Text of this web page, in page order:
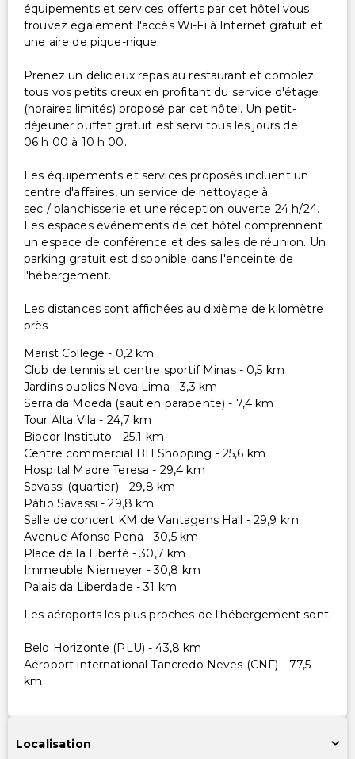
équipements et services offerts par cet hôtel vous
trouvez également l'accès Wi-Fi à Internet gratuit et
une aire de pique-nique.
Prenez un délicieux repas au restaurant et comblez
tous vos petits creux en profitant du service d'étage
(horaires limités) proposé par cet hôtel. Un petit-
déjeuner buffet gratuit est servi tous les jours de
06 h 00 à 10 h 00.
Les équipements et services proposés incluent un
centre d'affaires, un service de nettoyage à
sec / blanchisserie et une réception ouverte 24 h/24.
Les espaces événements de cet hôtel comprennent
un espace de conférence et des salles de réunion. Un
parking gratuit est disponible dans l'enceinte de
l'hébergement.
Les distances sont affichées au dixième de kilomètre
près
Marist College - 0,2 km
Club de tennis et centre sportif Minas - 0,5 km
Jardins publics Nova Lima - 3,3 km
Serra da Moeda (saut en parapente) - 7,4 km
Tour Alta Vila - 24,7 km
Biocor Instituto - 25,1 km
Centre commercial BH Shopping - 25,6 km
Hospital Madre Teresa - 29,4 km
Savassi (quartier) - 29,8 km
Pátio Savassi - 29,8 km
Salle de concert KM de Vantagens Hall - 29,9 km
Avenue Afonso Pena - 30,5 km
Place de la Liberté - 30,7 km
Immeuble Niemeyer - 30,8 km
Palais da Liberdade - 31 km
Les aéroports les plus proches de l'hébergement sont
:
Belo Horizonte (PLU) - 43,8 km
Aéroport international Tancredo Neves (CNF) - 77,5
km
Localisation